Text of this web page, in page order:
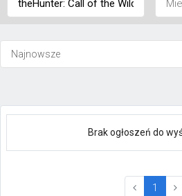
Brak ogłoszeń do
1